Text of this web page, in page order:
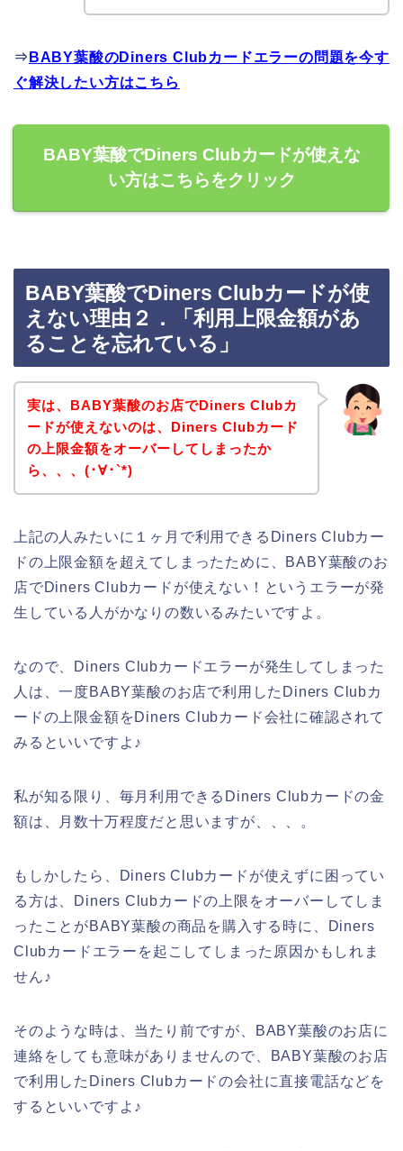
⇒ BABY葉酸のDiners Clubカードエラーの問題を今す
ぐ解決したい方はこちら
BABY葉酸でDiners Clubカードが使えな
い方はこちらをクリック
BABY葉酸でDiners Clubカードが使
えない理由２．「利用上限金額があ
ることを忘れている」
実は、BABY葉酸のお店でDiners Clubカ
ードが使えないのは、Diners Clubカード
の上限金額をオーバーしてしまったか
ら、、、(･∀･`*)
上記の人みたいに１ヶ月で利用できるDiners Clubカー
ドの上限金額を超えてしまったために、BABY葉酸のお
店でDiners Clubカードが使えない！というエラーが発
生している人がかなりの数いるみたいですよ。
なので、Diners Clubカードエラーが発生してしまった
人は、一度BABY葉酸のお店で利用したDiners Clubカ
ードの上限金額をDiners Clubカード会社に確認されて
みるといいですよ♪
私が知る限り、毎月利用できるDiners Clubカードの金
額は、月数十万程度だと思いますが、、、。
もしかしたら、Diners Clubカードが使えずに困ってい
る方は、Diners Clubカードの上限をオーバーしてしま
ったことがBABY葉酸の商品を購入する時に、Diners
Clubカードエラーを起こしてしまった原因かもしれま
せん♪
そのような時は、当たり前ですが、BABY葉酸のお店に
連絡をしても意味がありませんので、BABY葉酸のお店
で利用したDiners Clubカードの会社に直接電話などを
するといいですよ♪